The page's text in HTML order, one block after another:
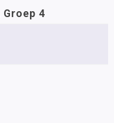
Groep 4